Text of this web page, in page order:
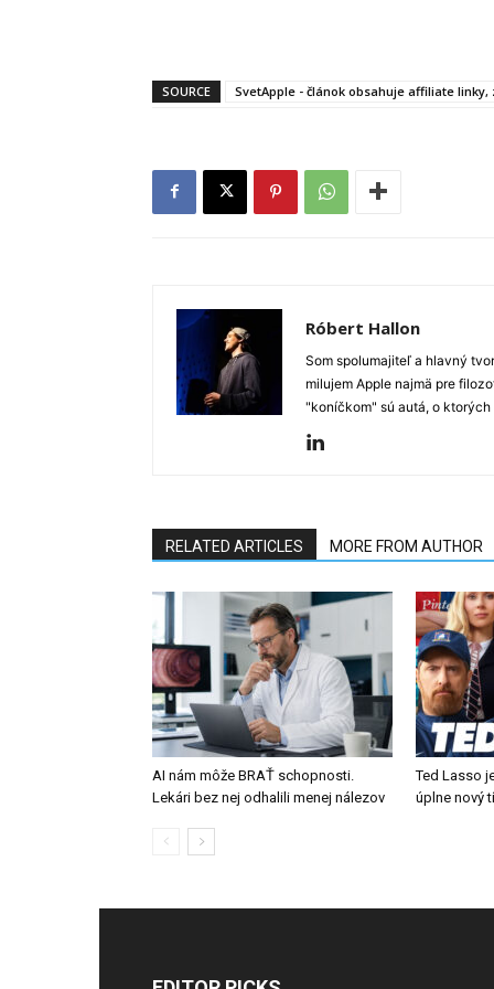
SOURCE SvetApple - článok obsahuje affiliate
Róbert Hallon
Som spolumajiteľ a hlavný
milujem Apple najmä pre
"koníčkom" sú autá, o
RELATED ARTICLES MORE FROM AUTHOR
AI nám môže BRAŤ schopnosti.
Lekári bez nej odhalili menej nálezov
Ted Lasso
úplne nový